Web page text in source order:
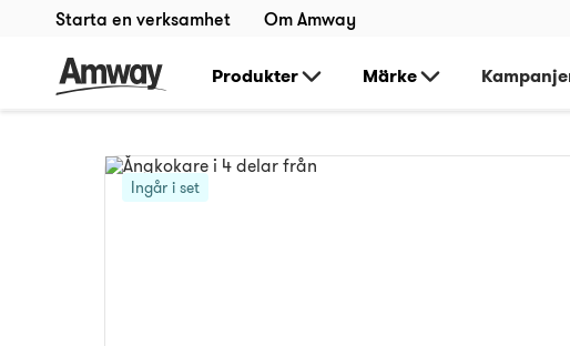
Starta en verksamhet Om Amway
Produkter Märke
Ingår i set